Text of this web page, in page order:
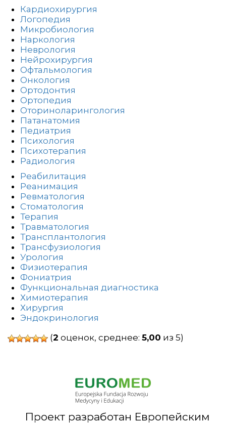
Кардиохирургия
Логопедия
Микробиология
Наркология
Неврология
Нейрохирургия
Офтальмология
Онкология
Ортодонтия
Ортопедия
Оториноларингология
Патанатомия
Педиатрия
Психология
Психотерапия
Радиология
Реабилитация
Реанимация
Ревматология
Стоматология
Терапия
Травматология
Трансплантология
Трансфузиология
Урология
Физиотерапия
Фониатрия
Функциональная диагностика
Химиотерапия
Хирургия
Эндокринология
(2 оценок, среднее: 5,00 из 5)
Проект разработан Европейским